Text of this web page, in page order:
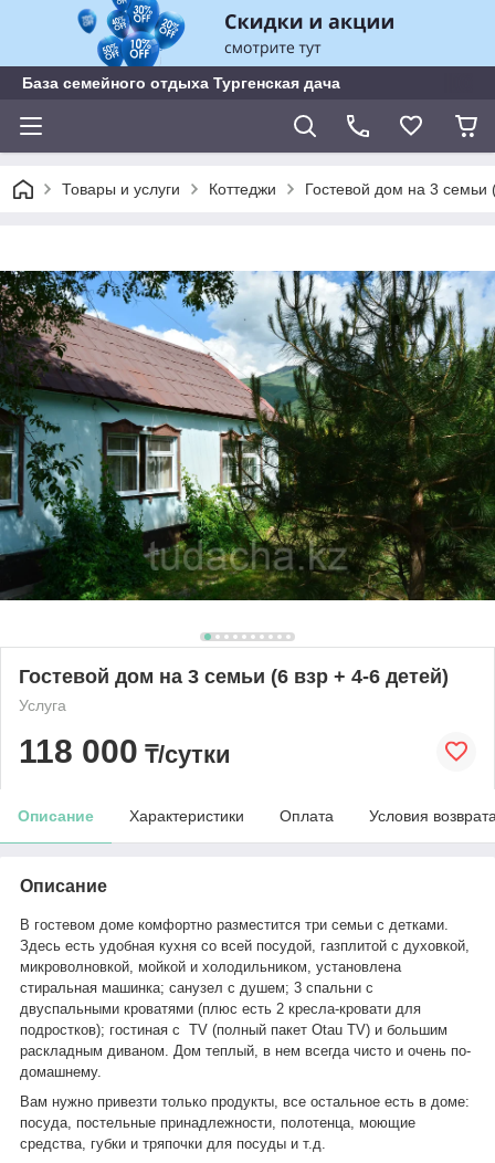
База семейного отдыха Тургенская дача
Товары и услуги Коттеджи Гостевой дом на 3 семьи
Гостевой дом на 3 семьи (6 взр + 4-6 детей)
Услуга
118 000 ₸/сутки
Описание Характеристики Оплата Условия
Описание
В гостевом доме комфортно разместится три семьи с детками.
Здесь есть удобная кухня со всей посудой, газплитой с духовкой,
микроволновкой, мойкой и холодильником, установлена
стиральная машинка; санузел с душем; 3 спальни с
двуспальными кроватями (плюс есть 2 кресла-кровати для
подростков); гостиная с TV (полный пакет Otau TV) и большим
раскладным диваном. Дом теплый, в нем всегда чисто и очень по-
домашнему.
Вам нужно привезти только продукты, все остальное есть в доме:
посуда, постельные принадлежности, полотенца, моющие
средства, губки и тряпочки для посуды и т.д.